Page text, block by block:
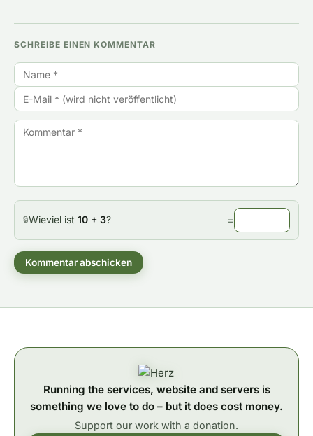
SCHREIBE EINEN KOMMENTAR
🔒Wieviel ist 10 + 3? =
Kommentar abschicken
Running the services, website and servers is
something we love to do – but it does cost money.
Support our work with a donation.